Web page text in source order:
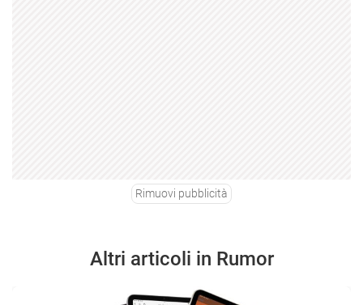
Rimuovi pubblicità
Altri articoli in Rumor